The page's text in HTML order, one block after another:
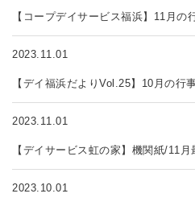
【コープデイサービス福浜】11月の
2023.11.01
【デイ福浜だよりVol.25】10月の行
2023.11.01
【デイサービス虹の家】機関紙/11
2023.10.01